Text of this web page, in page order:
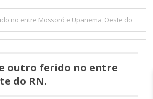
no entre Mossoró e Upanema, Oeste do
outro ferido no entre
do RN.